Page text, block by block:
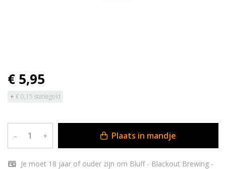
€ 5,95
+ € 0,15 statiegeld
– + Plaats in mandje